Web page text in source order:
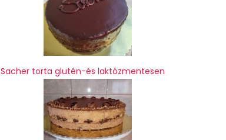
Sacher torta glutén-és laktózmentesen